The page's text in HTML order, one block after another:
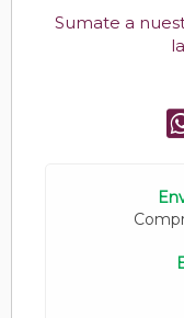
Sumate a